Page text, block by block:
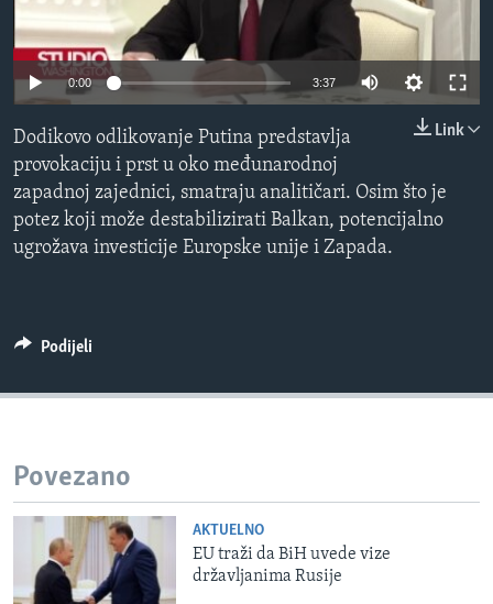
O GLASU AMERIKE
PRATITE NAS
0:00 3:37
Link
Dodikovo odlikovanje Putina predstavlja
provokaciju i prst u oko međunarodnoj
zapadnoj zajednici, smatraju analitičari. Osim što je
potez koji može destabilizirati Balkan, potencijalno
ugrožava investicije Europske unije i Zapada.
Podijeli
Povezano
AKTUELNO
EU traži da BiH uvede vize
državljanima Rusije